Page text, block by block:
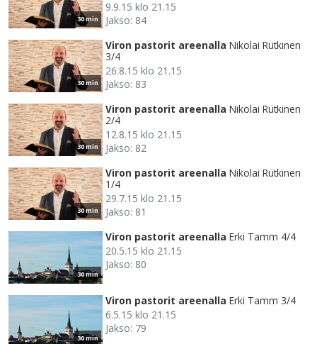
30 min
9.9.15 klo 21.15
Jakso: 84
30 min
Viron pastorit areenalla Nikolai Rütkinen
3/4
26.8.15 klo 21.15
Jakso: 83
30 min
Viron pastorit areenalla Nikolai Rütkinen
2/4
12.8.15 klo 21.15
Jakso: 82
30 min
Viron pastorit areenalla Nikolai Rütkinen
1/4
29.7.15 klo 21.15
Jakso: 81
30 min
Viron pastorit areenalla Erki Tamm 4/4
20.5.15 klo 21.15
Jakso: 80
30 min
Viron pastorit areenalla Erki Tamm 3/4
6.5.15 klo 21.15
Jakso: 79